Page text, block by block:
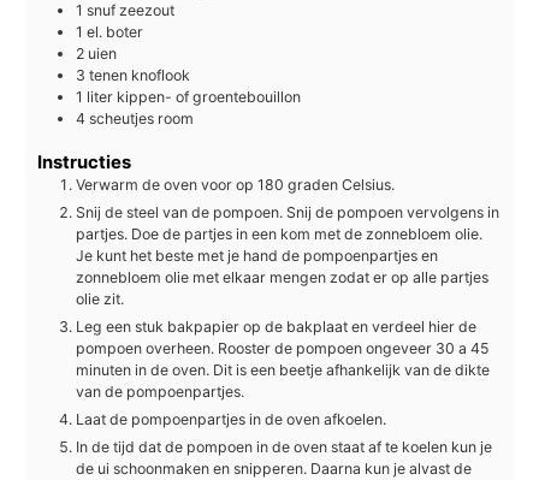
1 snuf zeezout
1 el. boter
2 uien
3 tenen knoflook
1 liter kippen- of groentebouillon
4 scheutjes room
Instructies
Verwarm de oven voor op 180 graden Celsius.
Snij de steel van de pompoen. Snij de pompoen vervolgens in
partjes. Doe de partjes in een kom met de zonnebloem olie.
Je kunt het beste met je hand de pompoenpartjes en
zonnebloem olie met elkaar mengen zodat er op alle partjes
olie zit.
Leg een stuk bakpapier op de bakplaat en verdeel hier de
pompoen overheen. Rooster de pompoen ongeveer 30 a 45
minuten in de oven. Dit is een beetje afhankelijk van de dikte
van de pompoenpartjes.
Laat de pompoenpartjes in de oven afkoelen.
In de tijd dat de pompoen in de oven staat af te koelen kun je
de ui schoonmaken en snipperen. Daarna kun je alvast de